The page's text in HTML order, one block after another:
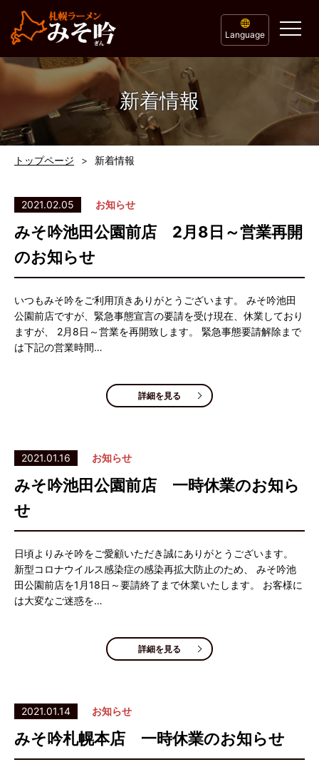
Language
新着情報
トップページ 新着情報
2021.02.05 お知らせ
みそ吟池田公園前店 2月8日～営業再開
のお知らせ
いつもみそ吟をご利用頂きありがとうございます。 みそ吟池田
公園前店ですが、緊急事態宣言の要請を受け現在、休業しており
ますが、 2月8日～営業を再開致します。 緊急事態要請解除まで
は下記の営業時間…
詳細を見る
2021.01.16 お知らせ
みそ吟池田公園前店 一時休業のお知ら
せ
日頃よりみそ吟をご愛顧いただき誠にありがとうございます。
新型コロナウイルス感染症の感染再拡大防止のため、 みそ吟池
田公園前店を1月18日～要請終了まで休業いたします。 お客様に
は大変なご迷惑を…
詳細を見る
2021.01.14 お知らせ
みそ吟札幌本店 一時休業のお知らせ